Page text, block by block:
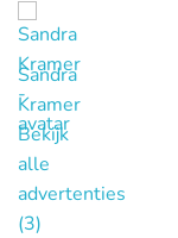
Sandra
Kramer
Bekijk
alle
advertenties
(3)